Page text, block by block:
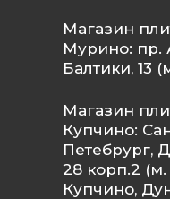
Магазин
Мурино: пр.
Балтики, 13
Магазин
Купчино:
Петебрург,
28 корп.2 (м.
Купчино,